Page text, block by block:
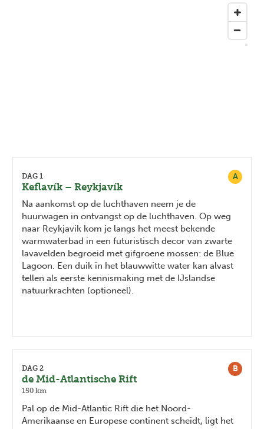
A
DAG 1
Keflavík – Reykjavík
Na aankomst op de luchthaven neem je de
huurwagen in ontvangst op de luchthaven. Op weg
naar Reykjavik kom je langs het meest bekende
warmwaterbad in een futuristisch decor van zwarte
lavavelden begroeid met gifgroene mossen: de Blue
Lagoon. Een duik in het blauwwitte water kan alvast
tellen als eerste kennismaking met de IJslandse
natuurkrachten (optioneel).
B
DAG 2
de Mid-Atlantische Rift
150 km
Pal op de Mid-Atlantic Rift die het Noord-
Amerikaanse en Europese continent scheidt, ligt het